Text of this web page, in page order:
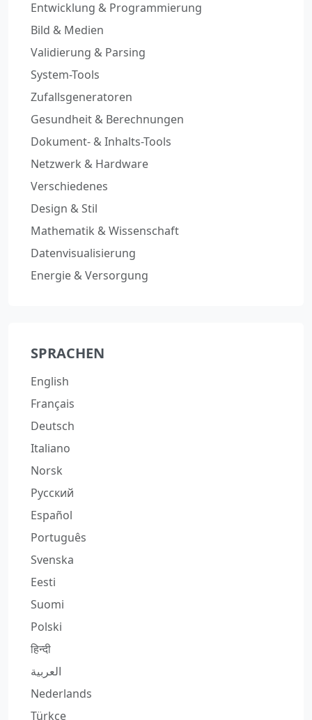
Entwicklung & Programmierung
Bild & Medien
Validierung & Parsing
System-Tools
Zufallsgeneratoren
Gesundheit & Berechnungen
Dokument- & Inhalts-Tools
Netzwerk & Hardware
Verschiedenes
Design & Stil
Mathematik & Wissenschaft
Datenvisualisierung
Energie & Versorgung
SPRACHEN
English
Français
Deutsch
Italiano
Norsk
Русский
Español
Português
Svenska
Eesti
Suomi
Polski
हिन्दी
العربية
Nederlands
Türkçe